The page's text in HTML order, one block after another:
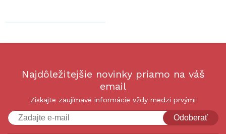
Najdôležitejšie novinky priamo na váš
email
Získajte zaujímavé informácie vždy medzi prvými
Odoberať